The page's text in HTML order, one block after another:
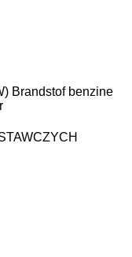
Brandstof benzine